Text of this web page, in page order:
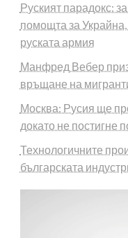
Руският парадокс:
помощта за
руската армия
Манфред Вебер
връщане на
Москва: Русия ще
докато не постигне
Технологичните
българската